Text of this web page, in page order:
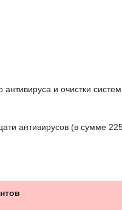
антивируса и очистки
антивирусов (в сумме